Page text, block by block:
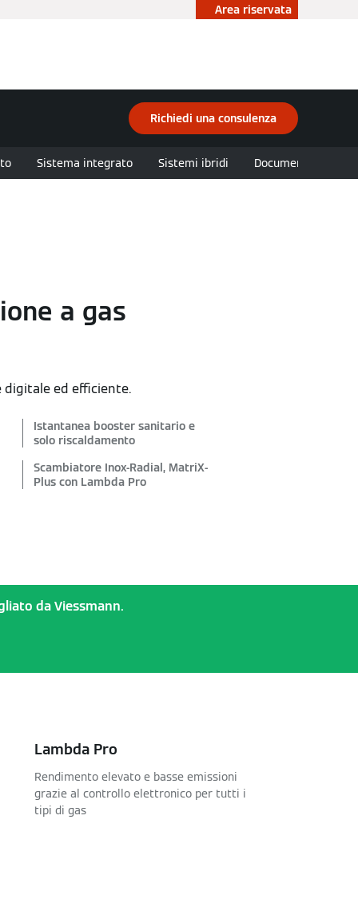
Area riservata
Richiedi una consulenza
Sistema integrato Sistemi ibridi Documentazione
a gas
digitale ed efficiente.
Istantanea booster sanitario e
solo riscaldamento
Scambiatore Inox-Radial, MatriX-
Plus con Lambda Pro
da Viessmann.
Lambda Pro
Rendimento elevato e basse emissioni
grazie al controllo elettronico per tutti i
tipi di gas